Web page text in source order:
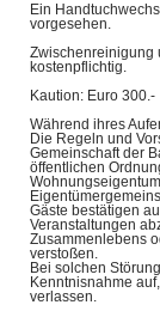
Ein
vorgesehen.
Zwischenreinigung
kostenpflichtig.
Kaution: Euro 300.-
Während ihres
Die Regeln und
Gemeinschaft der
öffentlichen
Gäste bestätigen
Veranstaltungen
Zusammenlebens
verstoßen.
Bei solchen
Kenntnisnahme
verlassen.